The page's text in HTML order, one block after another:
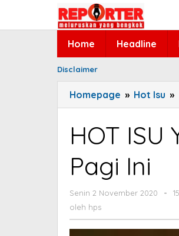
Home Headline
Disclaimer
Homepage » Hot Isu »
HOT ISU
Pagi Ini
Senin 2 November 2020
oleh
-
oleh hps